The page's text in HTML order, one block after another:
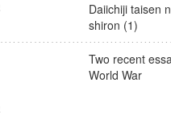
Daiichiji taisen
shiron (1)
Two recent
World War